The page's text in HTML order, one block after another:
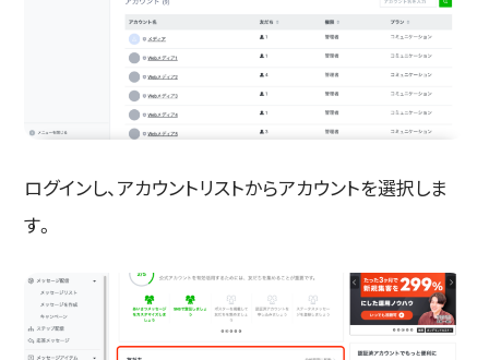
ログインし、アカウントリストからアカウントを選択しま
す。